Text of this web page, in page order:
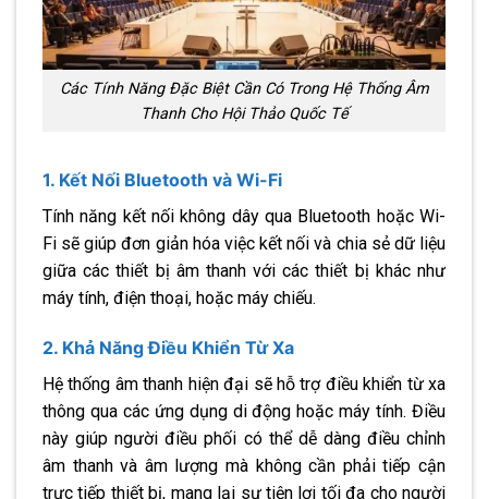
Các Tính Năng Đặc Biệt Cần Có Trong Hệ Thống Âm
Thanh Cho Hội Thảo Quốc Tế
1. Kết Nối Bluetooth và Wi-Fi
Tính năng kết nối không dây qua Bluetooth hoặc Wi-
Fi sẽ giúp đơn giản hóa việc kết nối và chia sẻ dữ liệu
giữa các thiết bị âm thanh với các thiết bị khác như
máy tính, điện thoại, hoặc máy chiếu.
2. Khả Năng Điều Khiển Từ Xa
Hệ thống âm thanh hiện đại sẽ hỗ trợ điều khiển từ xa
thông qua các ứng dụng di động hoặc máy tính. Điều
này giúp người điều phối có thể dễ dàng điều chỉnh
âm thanh và âm lượng mà không cần phải tiếp cận
trực tiếp thiết bị, mang lại sự tiện lợi tối đa cho người